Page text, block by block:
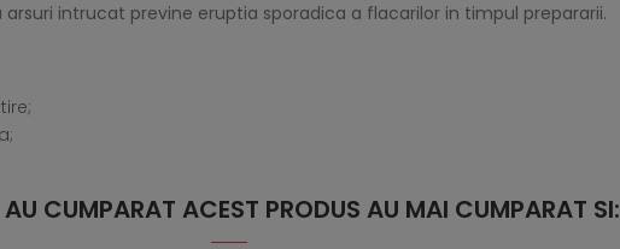
intrucat previne eruptia sporadica a flacarilor in timpul prepararii.
AU CUMPARAT ACEST PRODUS AU MAI CUMPARAT SI: